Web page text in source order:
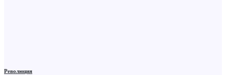
Революция